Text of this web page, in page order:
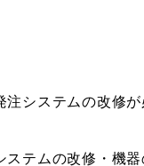
システムの改修
テムの改修・機